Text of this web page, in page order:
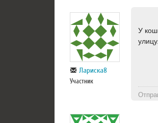
Лариска8
Участник
У